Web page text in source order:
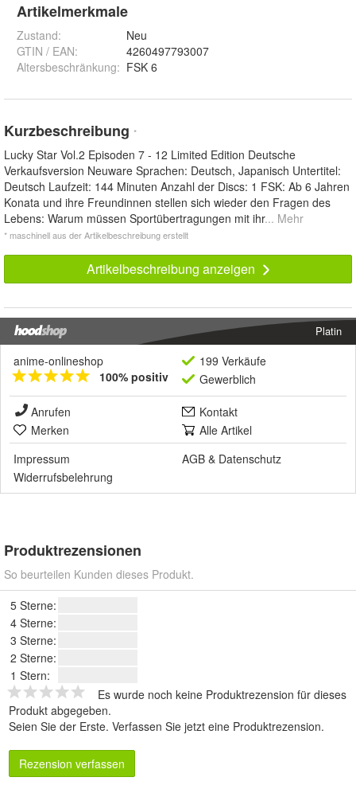
Artikelmerkmale
Zustand:
Neu
GTIN / EAN:
4260497793007
Altersbeschränkung: FSK 6
Kurzbeschreibung *
Lucky Star Vol.2 Episoden 7 - 12 Limited Edition Deutsche
Verkaufsversion Neuware Sprachen: Deutsch, Japanisch Untertitel:
Deutsch Laufzeit: 144 Minuten Anzahl der Discs: 1 FSK: Ab 6 Jahren
Konata und ihre Freundinnen stellen sich wieder den Fragen des
Lebens: Warum müssen Sportübertragungen mit ihr... Mehr
* maschinell aus der Artikelbeschreibung erstellt
Artikelbeschreibung anzeigen
Platin
anime-onlineshop
100% positiv
199 Verkäufe
Gewerblich
Anrufen
Kontakt
Merken
Alle Artikel
Impressum
AGB & Datenschutz
Widerrufsbelehrung
Produktrezensionen
So beurteilen Kunden dieses Produkt.
5 Sterne:
4 Sterne:
3 Sterne:
2 Sterne:
1 Stern:
Es wurde noch keine Produktrezension für dieses
Produkt abgegeben.
Seien Sie der Erste. Verfassen Sie jetzt eine Produktrezension.
Rezension verfassen